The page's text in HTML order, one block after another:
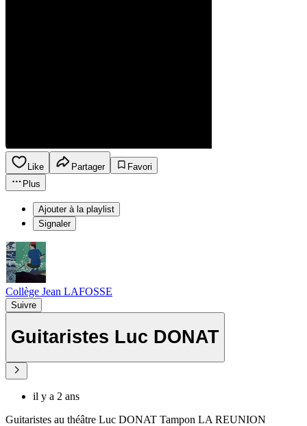
Like Partager
Favori
Plus
Ajouter à la playlist
Signaler
Collège Jean LAFOSSE
Suivre
Guitaristes Luc DONAT
il y a 2 ans
Guitaristes au théâtre Luc DONAT Tampon LA REUNION